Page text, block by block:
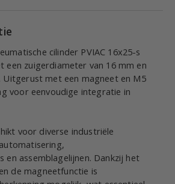
cilinder PVIAC 16x25-s
een zuigerdiameter van 16 mm en
Uitgerust met een magneet en M5
voor eenvoudige integratie in
voor diverse industriële
en assemblagelijnen. Dankzij het
de magneetfunctie is